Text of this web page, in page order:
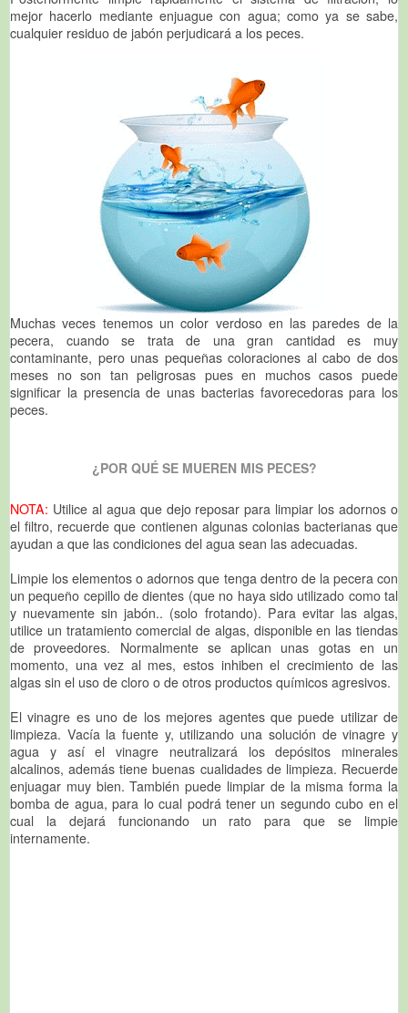
mejor hacerlo mediante enjuague con agua; como ya se sabe,
cualquier residuo de jabón perjudicará a los peces.
Muchas veces tenemos un color verdoso en las paredes de la
pecera, cuando se trata de una gran cantidad es muy
contaminante, pero unas pequeñas coloraciones al cabo de dos
meses no son tan peligrosas pues en muchos casos puede
significar la presencia de unas bacterias favorecedoras para los
peces.
¿POR QUÉ SE MUEREN MIS PECES?
NOTA: Utilice al agua que dejo reposar para limpiar los adornos o
el filtro, recuerde que contienen algunas colonias bacterianas que
ayudan a que las condiciones del agua sean las adecuadas.
Limpie los elementos o adornos que tenga dentro de la pecera con
un pequeño cepillo de dientes (que no haya sido utilizado como tal
y nuevamente sin jabón.. (solo frotando). Para evitar las algas,
utilice un tratamiento comercial de algas, disponible en las tiendas
de proveedores. Normalmente se aplican unas gotas en un
momento, una vez al mes, estos inhiben el crecimiento de las
algas sin el uso de cloro o de otros productos químicos agresivos.
El vinagre es uno de los mejores agentes que puede utilizar de
limpieza. Vacía la fuente y, utilizando una solución de vinagre y
agua y así el vinagre neutralizará los depósitos minerales
alcalinos, además tiene buenas cualidades de limpieza. Recuerde
enjuagar muy bien. También puede limpiar de la misma forma la
bomba de agua, para lo cual podrá tener un segundo cubo en el
cual la dejará funcionando un rato para que se limpie
internamente.